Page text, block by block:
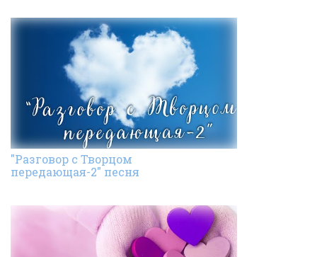
"Разговор с Творцом
передающая-2" песня